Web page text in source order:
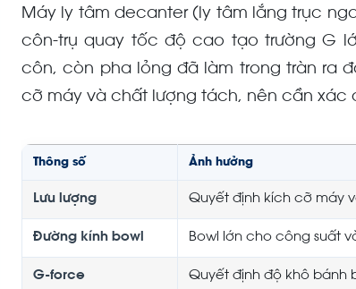
Máy ly tâm decanter (ly tâm lắng trục
côn-trụ quay tốc độ cao tạo trường G
côn, còn pha lỏng đã làm trong tràn ra
cỡ máy và chất lượng tách, nên cần xác
Thông số Ảnh hưởng
Lưu lượng Quyết định kích cỡ máy
Đường kính bowl Bowl lớn cho công suất
G-force Quyết định độ khô bánh